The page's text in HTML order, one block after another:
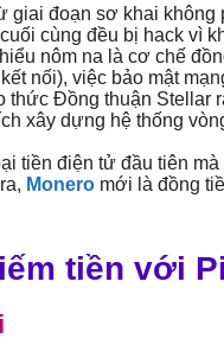
giai đoạn sơ khai không
cùng đều bị hack vì
nôm na là cơ chế
nối), việc bảo mật
thức Đồng thuận Stellar
xây dựng hệ thống
tiền điện tử đầu tiên
Monero mới là đồng
tiền với